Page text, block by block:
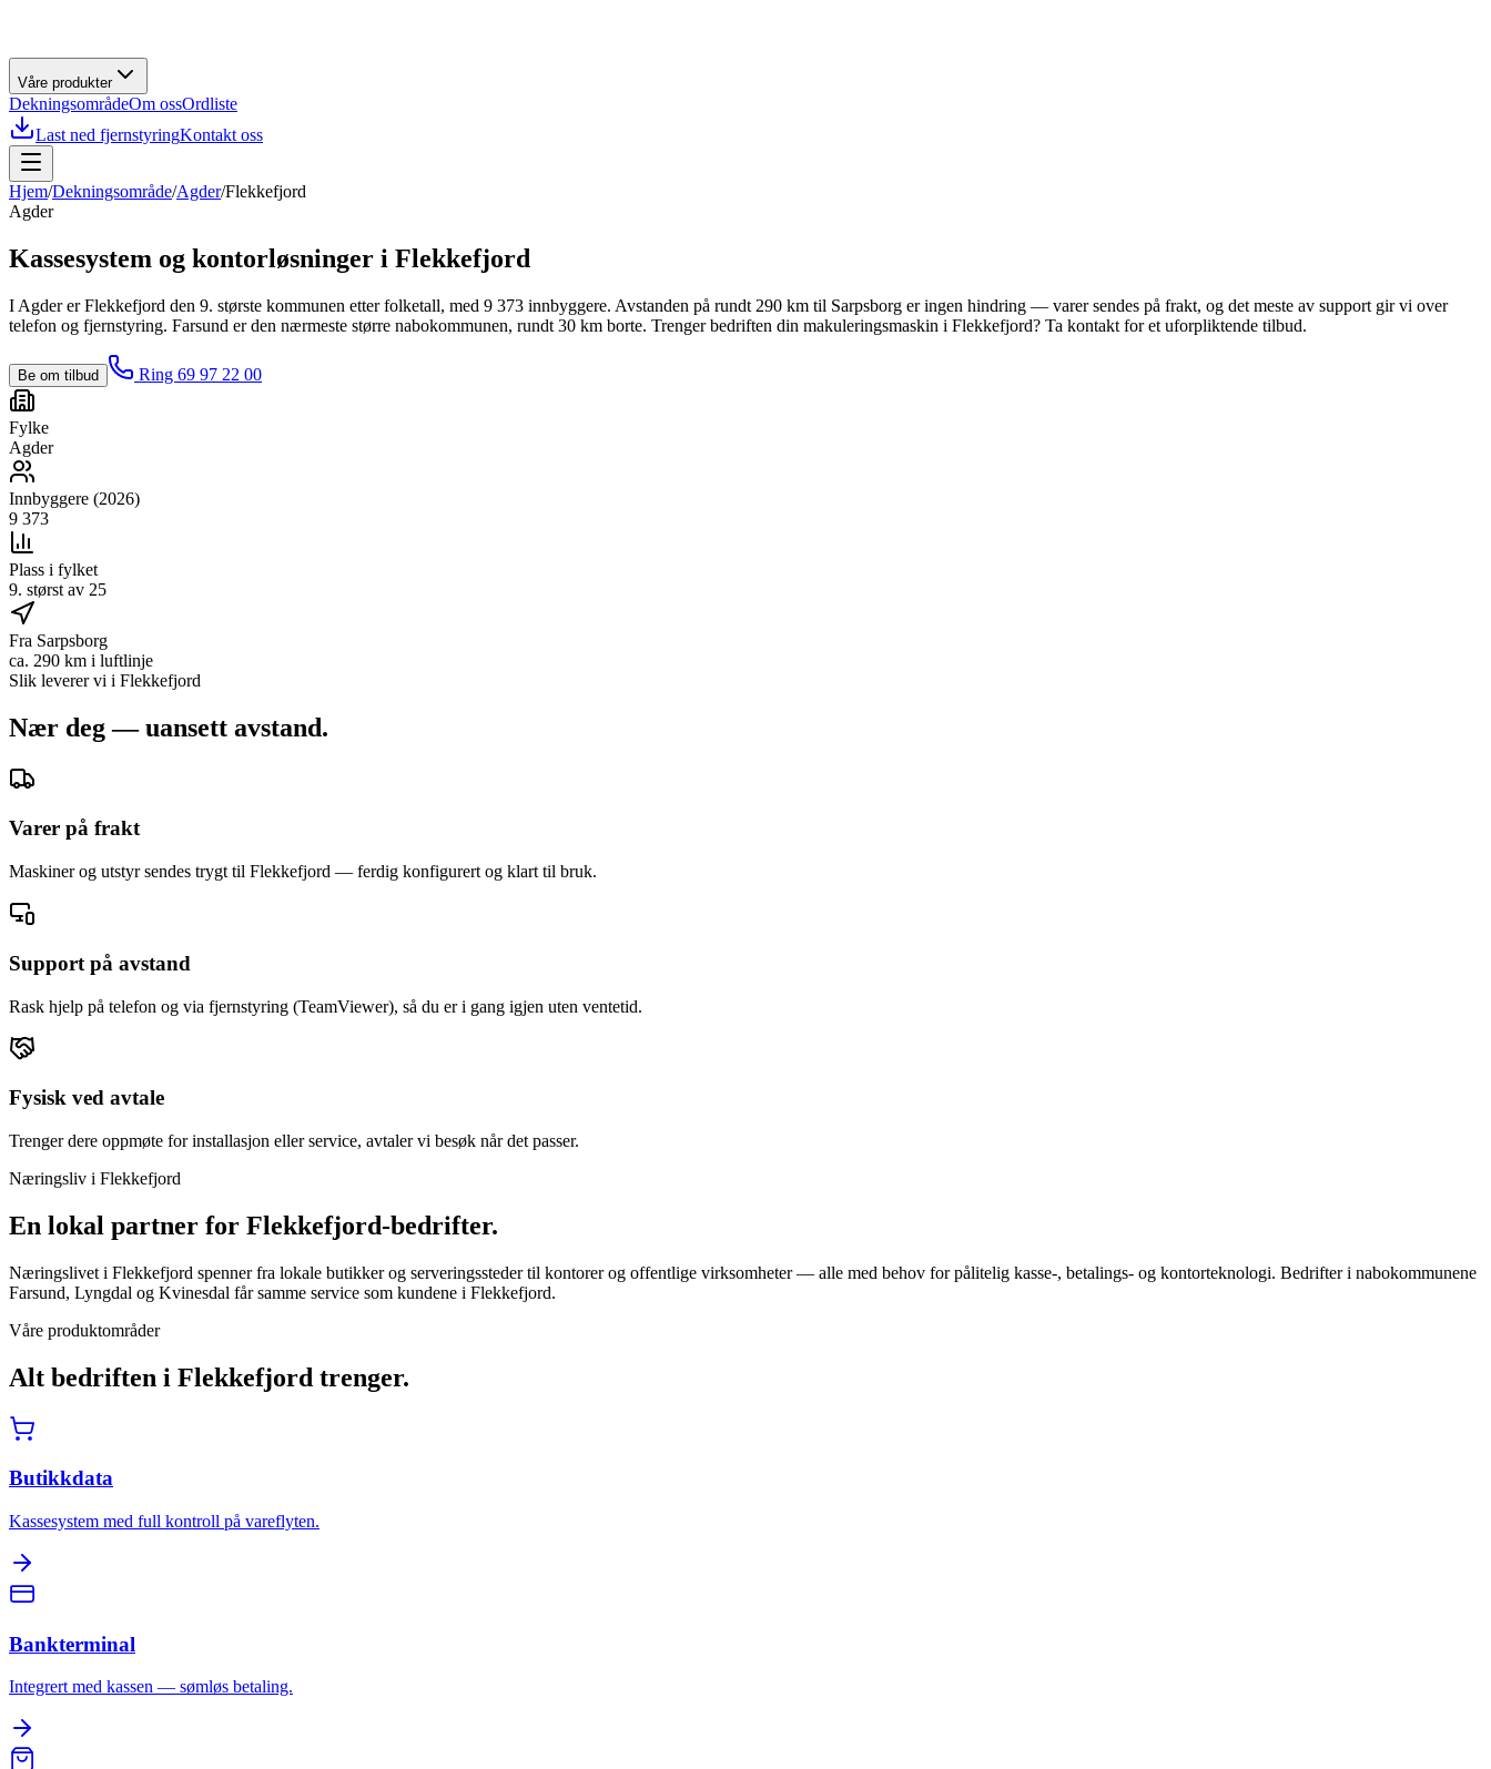
Våre produkter
DekningsområdeOm ossOrdliste
Last ned fjernstyringKontakt oss
Hjem/Dekningsområde/Agder/Flekkefjord
Agder
Kassesystem og kontorløsninger i Flekkefjord
I Agder er Flekkefjord den 9. største kommunen etter folketall, med 9 373 innbyggere. Avstanden på rundt 290 km til Sarpsborg er ingen hindring — varer sendes på frakt, og det meste av support gir vi over
telefon og fjernstyring. Farsund er den nærmeste større nabokommunen, rundt 30 km borte. Trenger bedriften din makuleringsmaskin i Flekkefjord? Ta kontakt for et uforpliktende tilbud.
Be om tilbud Ring 69 97 22 00
Fylke
Agder
Innbyggere (2026)
9 373
Plass i fylket
9. størst av 25
Fra Sarpsborg
ca. 290 km i luftlinje
Slik leverer vi i Flekkefjord
Nær deg — uansett avstand.
Varer på frakt
Maskiner og utstyr sendes trygt til Flekkefjord — ferdig konfigurert og klart til bruk.
Support på avstand
Rask hjelp på telefon og via fjernstyring (TeamViewer), så du er i gang igjen uten ventetid.
Fysisk ved avtale
Trenger dere oppmøte for installasjon eller service, avtaler vi besøk når det passer.
Næringsliv i Flekkefjord
En lokal partner for Flekkefjord-bedrifter.
Næringslivet i Flekkefjord spenner fra lokale butikker og serveringssteder til kontorer og offentlige virksomheter — alle med behov for pålitelig kasse-, betalings- og kontorteknologi. Bedrifter i nabokommunene
Farsund, Lyngdal og Kvinesdal får samme service som kundene i Flekkefjord.
Våre produktområder
Alt bedriften i Flekkefjord trenger.
Butikkdata
Kassesystem med full kontroll på vareflyten.
Bankterminal
Integrert med kassen — sømløs betaling.